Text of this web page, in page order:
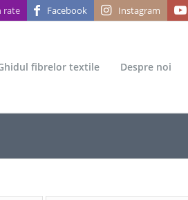
rate Facebook Instagram
fibrelor textile Despre noi